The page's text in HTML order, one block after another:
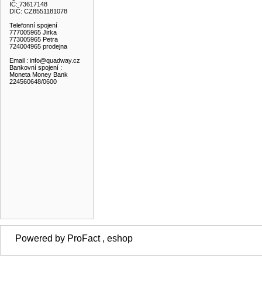
IČ: 73617148
DIČ: CZ8551181078
Telefonní spojení
777005965 Jirka
773005965 Petra
724004965 prodejna
Email : info@quadway.cz
Bankovní spojení :
Moneta Money Bank
224560648/0600
Powered by ProFact , eshop